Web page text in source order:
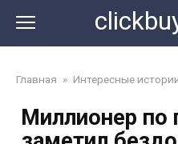
контенту
Главная » Интересные
Миллионер по